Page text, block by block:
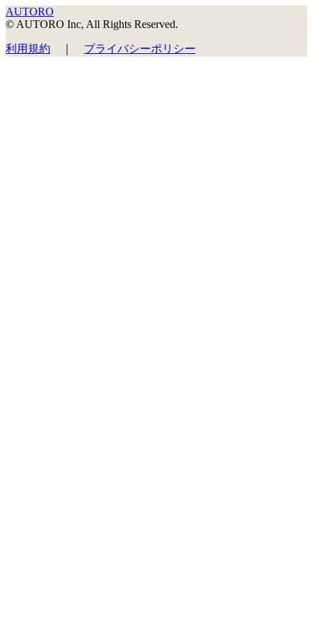
AUTORO
© AUTORO Inc, All Rights Reserved.
利用規約 プライバシーポリシー